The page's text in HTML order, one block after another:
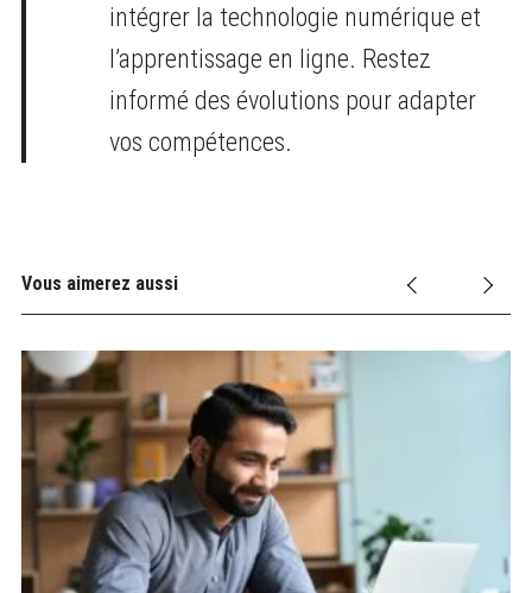
intégrer la technologie numérique et
l’apprentissage en ligne. Restez
informé des évolutions pour adapter
vos compétences.
Vous aimerez aussi